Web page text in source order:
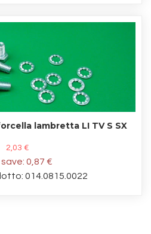
lambretta LI TV S SX
2,03 €
0,87 €
014.0815.0022